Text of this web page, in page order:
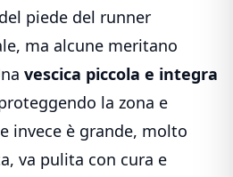
piede del runner
ma alcune meritano
vescica piccola e integra
la zona e
invece è grande, molto
va pulita con cura e